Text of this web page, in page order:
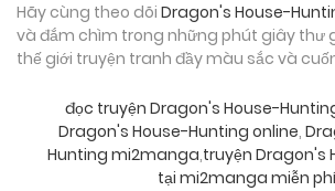
Hãy cùng theo dõi Dragon's House-
và đắm chìm trong những phút giây thư
thế giới truyện tranh đầy màu sắc và
đọc truyện Dragon's House-
Dragon's House-Hunting online,
Hunting mi2manga,truyện Dragon's
tại mi2manga miễn phí